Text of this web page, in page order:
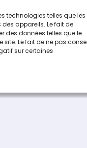
technologies telles que les
appareils. Le fait de
des données telles que le
Le fait de ne pas
sur certaines